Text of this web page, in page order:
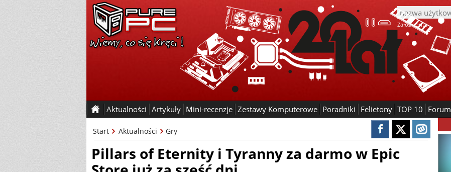
Załóż konto
Aktualności Artykuły Mini-recenzje Zestawy Komputerowe Poradniki Felietony TOP 10 Forum
Start Aktualności Gry
Pillars of Eternity i Tyranny za darmo w Epic